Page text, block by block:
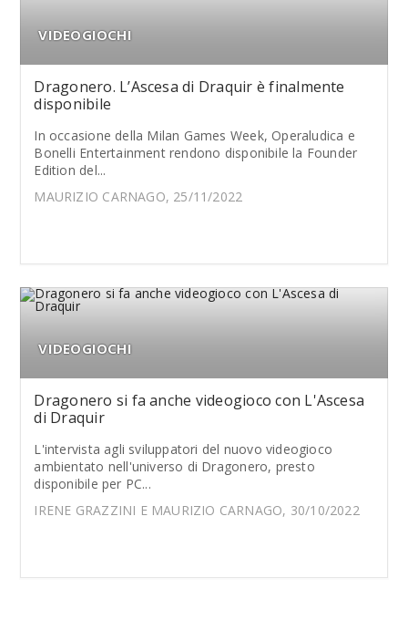
VIDEOGIOCHI
Dragonero. L’Ascesa di Draquir è finalmente
disponibile
In occasione della Milan Games Week, Operaludica e
Bonelli Entertainment rendono disponibile la Founder
Edition del...
MAURIZIO CARNAGO, 25/11/2022
VIDEOGIOCHI
Dragonero si fa anche videogioco con L'Ascesa
di Draquir
L'intervista agli sviluppatori del nuovo videogioco
ambientato nell'universo di Dragonero, presto
disponibile per PC...
IRENE GRAZZINI E MAURIZIO CARNAGO, 30/10/2022